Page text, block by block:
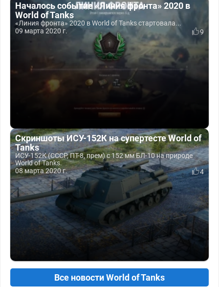
Началось событие «Линия фронта» 2020 в
World of Tanks
«Линия фронта» 2020 в World of Tanks стартовала...
09 марта 2020 г.
9
Скриншоты ИСУ-152К на супертесте World of
Tanks
ИСУ-152К (СССР, ПТ-8, прем) c 152 мм БЛ-10 на природе
World of Tanks.
08 марта 2020 г.
4
Все новости World of Tanks